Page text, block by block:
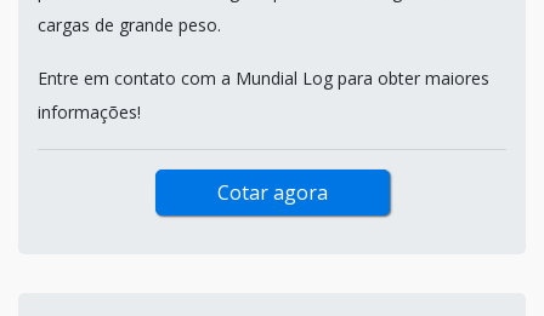
cargas de grande peso.
Entre em contato com a Mundial Log para obter maiores
informações!
Cotar agora